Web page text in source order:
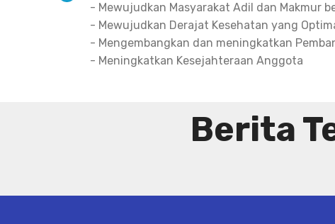
- Mewujudkan Masyarakat Adil dan Makmur
- Mewujudkan Derajat Kesehatan yang
- Mengembangkan dan meningkatkan
- Meningkatkan Kesejahteraan Anggota
Berita